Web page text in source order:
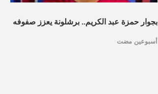
بجوار حمزة عبد الكريم.. برشلونة يعزز صفوفه
أسبوعين مضت